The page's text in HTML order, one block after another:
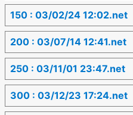
150 : 03/02/24 12:02.net
200 : 03/07/14 12:41.net
250 : 03/11/01 23:47.net
300 : 03/12/23 17:24.net